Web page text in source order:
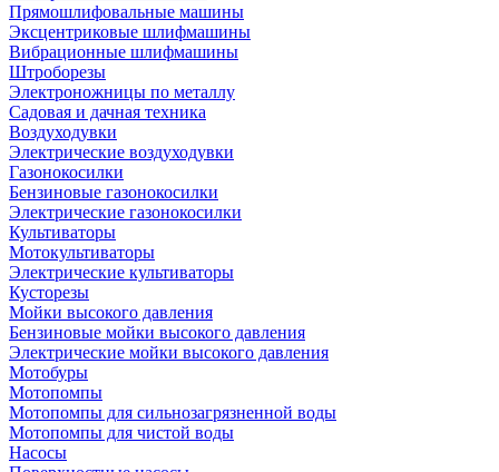
Прямошлифовальные машины
Эксцентриковые шлифмашины
Вибрационные шлифмашины
Штроборезы
Электроножницы по металлу
Садовая и дачная техника
Воздуходувки
Электрические воздуходувки
Газонокосилки
Бензиновые газонокосилки
Электрические газонокосилки
Культиваторы
Мотокультиваторы
Электрические культиваторы
Кусторезы
Мойки высокого давления
Бензиновые мойки высокого давления
Электрические мойки высокого давления
Мотобуры
Мотопомпы
Мотопомпы для сильнозагрязненной воды
Мотопомпы для чистой воды
Насосы